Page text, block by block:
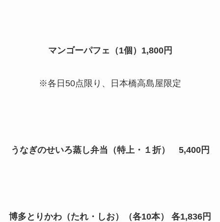
マンゴーパフェ（1個）1,800円
※各日50点限り、日本橋高島屋限定
うなぎのせいろ蒸し弁当（特上・１折） 5,400円
博多とりかわ（たれ・しお）（各10本） 各1,836円